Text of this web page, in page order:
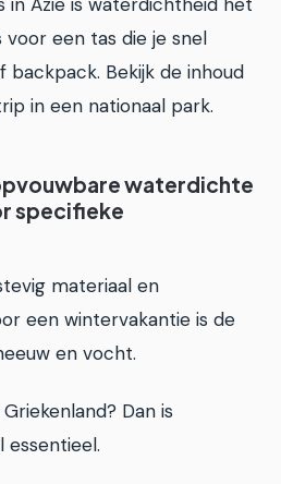
voor een tas die je snel
Bekijk de inhoud
in een nationaal park.
waterdichte
specifieke
materiaal en
een wintervakantie is de
en vocht.
Dan is